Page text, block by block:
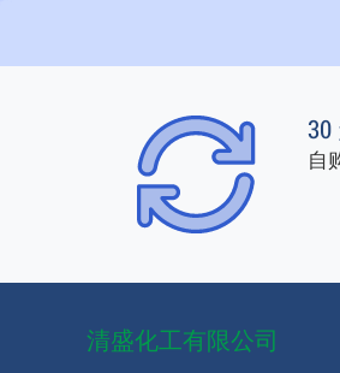
自
清盛化工有限公司